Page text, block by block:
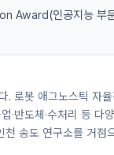
Award(인공지능 부
로봇 애그노스틱 자율
반도체·수처리 등 다
송도 연구소를 거점